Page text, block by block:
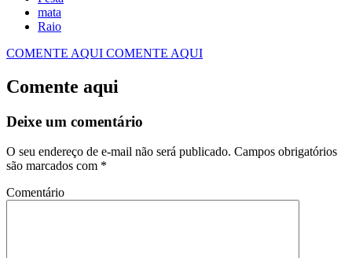
mata
Raio
COMENTE AQUI COMENTE AQUI
Comente aqui
Deixe um comentário
O seu endereço de e-mail não será publicado. Campos obrigatórios
são marcados com *
Comentário